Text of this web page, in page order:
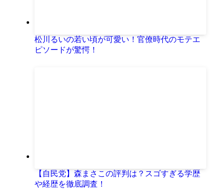
松川るいの若い頃が可愛い！官僚時代のモテエ
ピソードが驚愕！
【自民党】森まさこの評判は？スゴすぎる学歴
や経歴を徹底調査！